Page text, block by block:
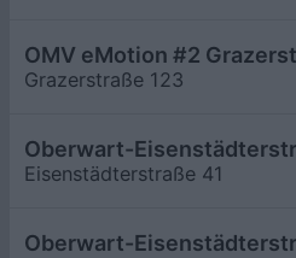
OMV eMotion #2
Grazerstraße 123
Oberwart-
Eisenstädterstraße 41
Oberwart-